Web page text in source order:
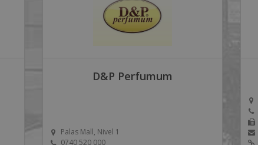
D&P Perfumum
Palas Mall, Nivel 1
0740 520 000